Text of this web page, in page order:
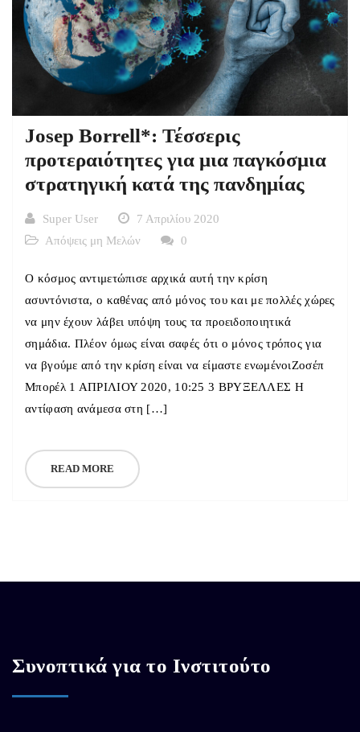
Josep Borrell*: Τέσσερις
προτεραιότητες για μια παγκόσμια
στρατηγική κατά της πανδημίας
Super User
7 Απριλίου 2020
Απόψεις μη Μελών
0
Ο κόσμος αντιμετώπισε αρχικά αυτή την κρίση
ασυντόνιστα, ο καθένας από μόνος του και με πολλές χώρες
να μην έχουν λάβει υπόψη τους τα προειδοποιητικά
σημάδια. Πλέον όμως είναι σαφές ότι ο μόνος τρόπος για
να βγούμε από την κρίση είναι να είμαστε ενωμένοιΖοσέπ
Μπορέλ 1 ΑΠΡΙΛΙΟΥ 2020, 10:25 3 ΒΡΥΞΕΛΛΕΣ Η
αντίφαση ανάμεσα στη […]
READ MORE
Συνοπτικά για το Ινστιτούτο